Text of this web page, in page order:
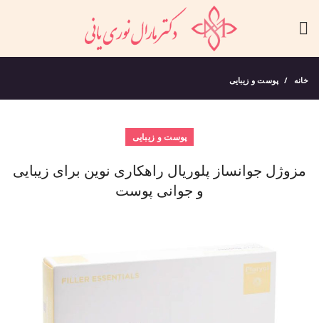
خانه پوست و زیبایی
پوست و زیبایی
مزوژل جوانساز پلوریال راهکاری نوین برای زیبایی
و جوانی پوست